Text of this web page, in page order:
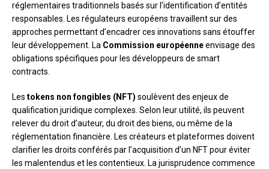
réglementaires traditionnels basés sur l’identification d’entités
responsables. Les régulateurs européens travaillent sur des
approches permettant d’encadrer ces innovations sans étouffer
leur développement. La Commission européenneenvisage des
obligations spécifiques pour les développeurs de smart
contracts.
Les tokens non fongibles (NFT) soulèvent des enjeux de
qualification juridique complexes. Selon leur utilité, ils peuvent
relever du droit d’auteur, du droit des biens, ou même de la
réglementation financière. Les créateurs et plateformes doivent
clarifier les droits conférés par l’acquisition d’un NFT pour éviter
les malentendus et les contentieux. La jurisprudence commence